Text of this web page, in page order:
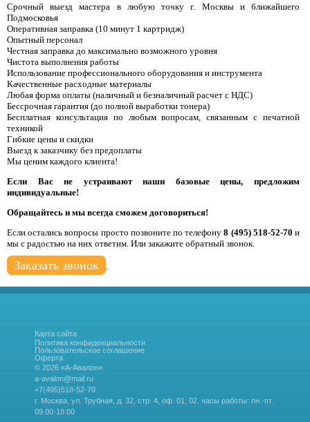
Срочный выезд мастера в любую точку г. Москвы и ближайшего
Подмосковья
Оперативная заправка (10 минут 1 картридж)
Опытный персонал
Честная заправка до максимально возможного уровня
Чистота выполнения работы
Использование профессионального оборудования и инструмента
Качественные расходные материалы
Любая форма оплаты (наличный и безналичный расчет с НДС)
Бессрочная гарантия (до полной выработки тонера)
Бесплатная консультация по любым вопросам, связанным с печатной
техникой
Гибкие цены и скидки
Выезд к заказчику без предоплаты
Мы ценим каждого клиента!
Если Вас не устраивают наши базовые цены, предложим
индивидуальные!
Обращайтесь и мы всегда сможем договориться!
Если остались вопросы просто позвоните по телефону8 (495) 518-52-70 и
мы с радостью на них ответим. Или закажите обратный звонок.
Заказать звонок
Карта сайта
Политика конфиденциальности
Пользовательское соглашение
Оферта
© 2026 «А-Авалон»
a-avalon@mail.ru
+7(495)518-52-70
г. Москва, ул. Трубная, д. 32, стр. 4, оф. 01, 02. часы работы: пн.-пт.
09.00-18.00